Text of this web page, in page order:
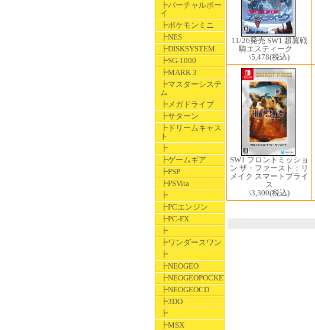
┣バーチャルボー
イ
┣ポケモンミニ
┣NES
┣DISKSYSTEM
┣SG-1000
┣MARK 3
┣マスターシステ
ム
┣メガドライブ
┣サターン
┣ドリームキャス
ト
┣
┣ゲームギア
┣PSP
┣PSVita
┣
┣PCエンジン
┣PC-FX
┣
┣ワンダースワン
┣
┣NEOGEO
┣NEOGEOPOCKET
┣NEOGEOCD
┣3DO
┣
┣MSX
11/26発売 SW1 超翼戦
騎エスティーク
\5,478(税込)
SW1 フロントミッショ
ン ザ・ファースト：リ
メイク スマートプライ
ス
\3,300(税込)